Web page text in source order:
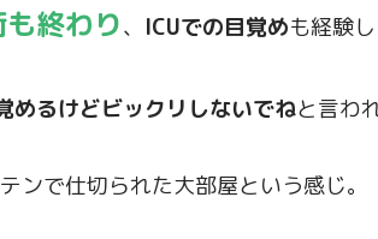
終わり、 ICUでの目覚めも経験し
めるけどビックリしないでねと言わ
ンで仕切られた大部屋という感じ。